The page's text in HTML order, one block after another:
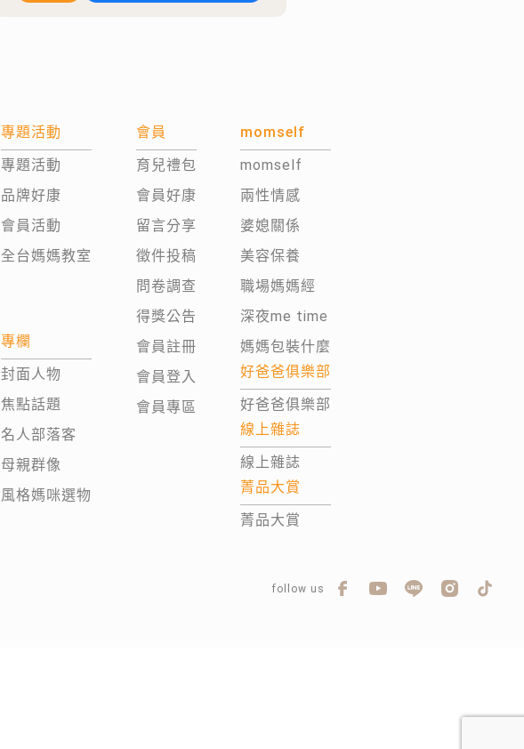
專題活動
專題活動
品牌好康
會員活動
全台媽媽教室
專欄
封面人物
焦點話題
名人部落客
母親群像
風格媽咪選物
會員
育兒禮包
會員好康
留言分享
徵件投稿
問卷調查
得獎公告
會員註冊
會員登入
會員專區
momself
momself
兩性情感
婆媳關係
美容保養
職場媽媽經
深夜me time
媽媽包裝什麼
好爸爸俱樂部
好爸爸俱樂部
線上雜誌
線上雜誌
菁品大賞
菁品大賞
follow us